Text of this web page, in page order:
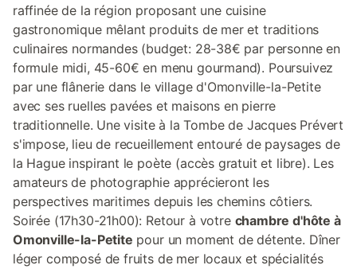
raffinée de la région proposant une cuisine
gastronomique mêlant produits de mer et traditions
culinaires normandes (budget: 28-38€ par personne en
formule midi, 45-60€ en menu gourmand). Poursuivez
par une flânerie dans le village d'Omonville-la-Petite
avec ses ruelles pavées et maisons en pierre
traditionnelle. Une visite à la Tombe de Jacques Prévert
s'impose, lieu de recueillement entouré de paysages de
la Hague inspirant le poète (accès gratuit et libre). Les
amateurs de photographie apprécieront les
perspectives maritimes depuis les chemins côtiers.
Soirée (17h30-21h00): Retour à votre chambre d'hôte à
Omonville-la-Petite pour un moment de détente. Dîner
léger composé de fruits de mer locaux et spécialités